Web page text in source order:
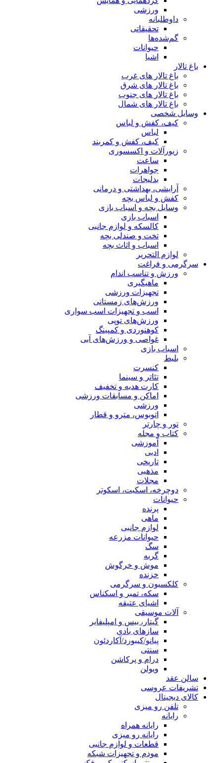
ورزشی
داوطلبانه
تحقیقاتی
گم‌شده‌ها
حیوانات
اشیا
باغ تالار
باغ تالار های غرب
باغ تالار های شرق
باغ تالار های جنوب
باغ تالار های شمال
وسایل شخصی
کیف، کفش و لباس
لباس
کیف، کفش و کمربند
زیورآلات و اکسسوری
ساعت
جواهرات
بدلیجات
آرایشی، بهداشتی و درمانی
کفش و لباس بچه
وسایل بچه و اسباب بازی
اسباب بازی
کالسکه و لوازم جانبی
تخت و صندلی بچه
اسباب و اثاث بچه
لوازم التحریر
سرگرمی و فراغت
ورزش و تناسب اندام
ماهیگیری
تجهیزات ورزشی
ورزش‌های زمستانی
اسب و تجهیزات اسب سواری
ورزش‌های توپی
کوهنوردی و کمپینگ
غواصی و ورزش‌های آبی
اسباب‌ بازی
بلیط
کنسرت
تئاتر و سینما
کارت هدیه و تخفیف
اماکن و مسابقات ورزشی
ورزشی
اتوبوس، مترو و قطار
تور و چارتر
کتاب و مجله
آموزشی
ادبی
تاریخی
مذهبی
مجلات
دوچرخه، اسکیت، اسکوتر
حیوانات
پرنده
ماهی
لوازم جانبی
حیوانات مزرعه
سگ
گربه
موش و خرگوش
خزنده
کلکسیون و سرگرمی
سکه، تمبر و اسکناس
اشیای عتیقه
آلات موسیقی
گیتار، بیس و امپلیفایر
سازهای بادی
پیانو/کیبورد/آکاردئون
سنتی
درام و پرکاشن
ویولن
سالن عقد
تشریفات عروسی
کالای دیجیتال
تلفن رو میزی
رایانه
رایانه همراه
رایانه رو میزی
قطعات و لوازم جانبی
مودم و تجهیزات شبکه